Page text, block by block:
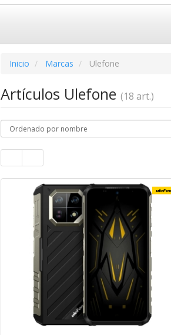
Inicio Marcas Ulefone
Artículos Ulefone (18 art.)